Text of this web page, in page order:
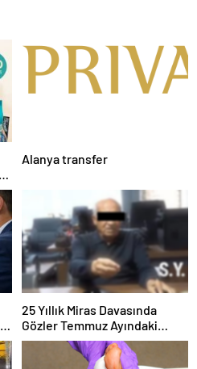
Alanya transfer
25 Yıllık Miras Davasında
Gözler Temmuz Ayındaki
Karar Duruşmasına Çevrildi